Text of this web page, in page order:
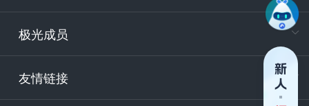
极光成员
友情链接
技
安